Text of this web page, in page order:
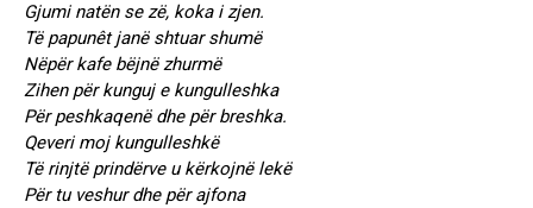
Gjumi natën se zë, koka i zjen.
Të papunêt janë shtuar shumë
Nëpër kafe bëjnë zhurmë
Zihen për kunguj e kungulleshka
Për peshkaqenë dhe për breshka.
Qeveri moj kungulleshkë
Të rinjtë prindërve u kërkojnë lekë
Për tu veshur dhe për ajfona